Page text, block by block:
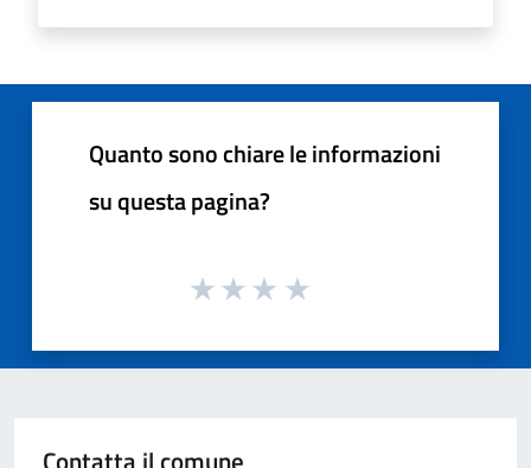
Quanto sono chiare le informazioni
su questa pagina?